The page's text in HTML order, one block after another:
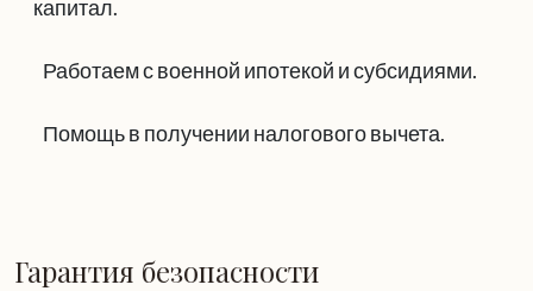
капитал.
Работаем с военной ипотекой и субсидиями.
Помощь в получении налогового вычета.
Гарантия безопасности